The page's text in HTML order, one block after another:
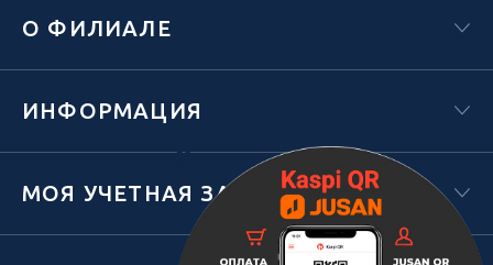
Х
О ФИЛИАЛЕ
ИНФОРМАЦИЯ
МОЯ УЧЕТНАЯ ЗАПИСЬ